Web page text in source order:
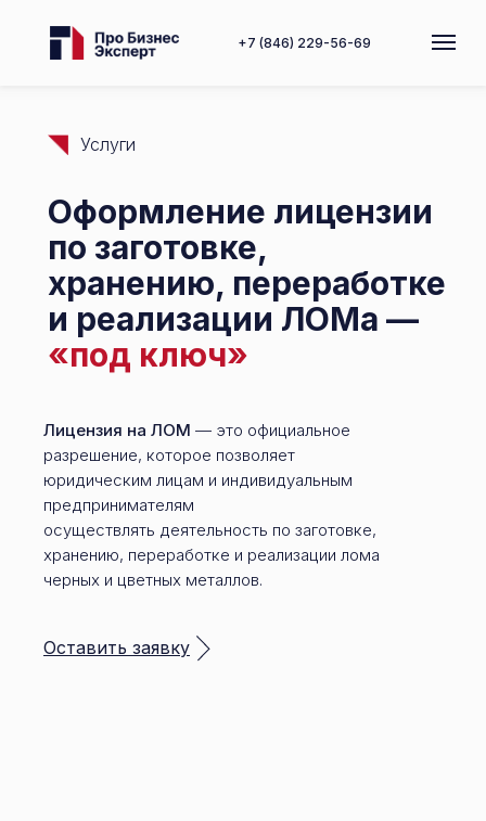
+7 (846) 229-56-69
Оставить заявку
Услуги
Лицензия на ЛОМ — это официальное
разрешение, которое позволяет
юридическим лицам и индивидуальным
предпринимателям
осуществлять деятельность по заготовке,
хранению, переработке и реализации лома
черных и цветных металлов.
Оформление лицензии
по заготовке,
хранению, переработке
и реализации ЛОМа —
«под ключ»